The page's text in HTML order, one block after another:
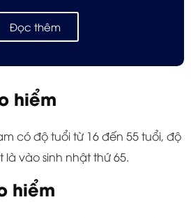
Đọc thêm
hiểm
có độ tuổi từ 16 đến 55 tuổi, độ
vào sinh nhật thứ 65.
hiểm